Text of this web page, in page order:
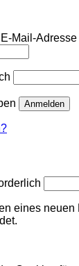
Mail-Adresse
Anmelden
eines